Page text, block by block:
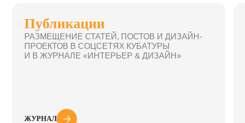
Публикации
РАЗМЕЩЕНИЕ СТАТЕЙ, ПОСТОВ И ДИЗАЙН-
ПРОЕКТОВ В СОЦСЕТЯХ КУБАТУРЫ
И В ЖУРНАЛЕ «ИНТЕРЬЕР & ДИЗАЙН»
ЖУРНАЛ